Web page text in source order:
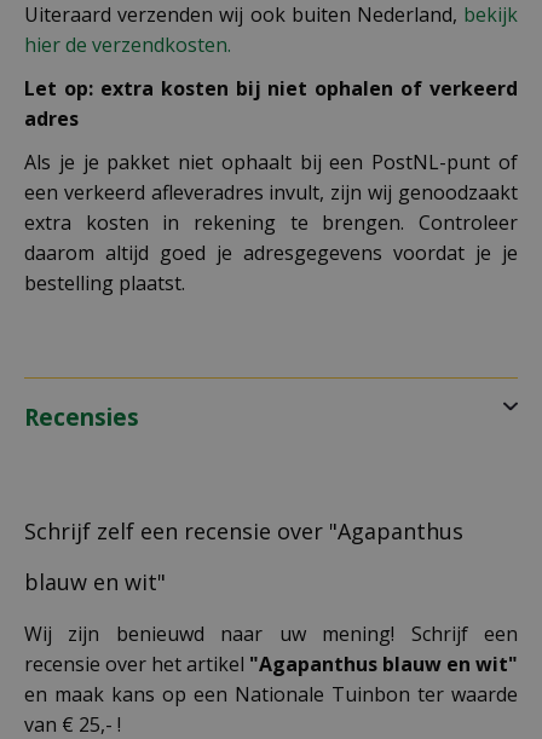
Uiteraard verzenden wij ook buiten Nederland, bekijk
hier de verzendkosten.
Let op: extra kosten bij niet ophalen of verkeerd
adres
Als je je pakket niet ophaalt bij een PostNL-punt of
een verkeerd afleveradres invult, zijn wij genoodzaakt
extra kosten in rekening te brengen. Controleer
daarom altijd goed je adresgegevens voordat je je
bestelling plaatst.
Recensies
Schrijf zelf een recensie over "Agapanthus
blauw en wit"
Wij zijn benieuwd naar uw mening! Schrijf een
recensie over het artikel "Agapanthus blauw en wit"
en maak kans op een Nationale Tuinbon ter waarde
van € 25,- !